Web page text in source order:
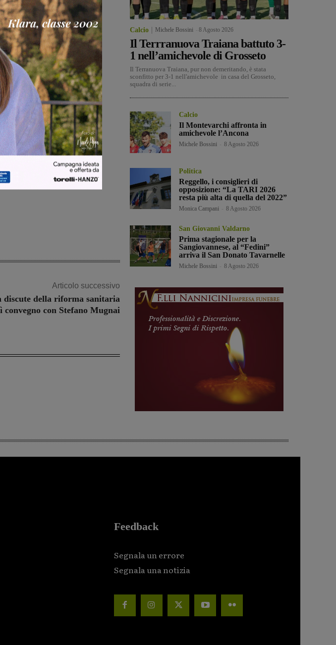
Articolo successivo
discute della riforma sanitaria
con Stefano Mugnai
Calcio Michele Bossini 8 Agosto 2026
Il Terrranuova Traiana battuto 3-
1 nell’amichevole di Grosseto
Il Terranuova Traiana, pur non demeritando, è stata
sconfitto per 3-1 nell'amichevole in casa del Grosseto,
squadra di serie...
Calcio
Il Montevarchi affronta in
amichevole l’Ancona
Michele Bossini 8 Agosto 2026
Politica
Reggello, i consiglieri di
opposizione: “La TARI 2026
resta più alta di quella del 2022”
Monica Campani 8 Agosto 2026
San Giovanni Valdarno
Prima stagionale per la
Sangiovannese, al “Fedini”
arriva il San Donato Tavarnelle
Michele Bossini 8 Agosto 2026
Feedback
Segnala un errore
Segnala una notizia